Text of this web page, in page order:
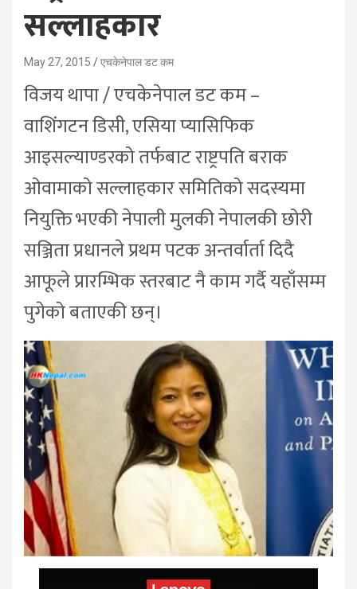
सल्लाहकार
May 27, 2015 एचकेनेपाल डट कम
विजय थापा / एचकेनेपाल डट कम –
वाशिंगटन डिसी, एसिया प्यासिफिक
आइसल्याण्डरको तर्फबाट राष्ट्रपति बराक
ओवामाको सल्लाहकार समितिको सदस्यमा
नियुक्ति भएकी नेपाली मुलकी नेपालकी छोरी
सञ्जिता प्रधानले प्रथम पटक अन्तर्वार्ता दिदै
आफूले प्रारम्भिक स्तरबाट नै काम गर्दै यहाँसम्म
पुगेको बताएकी छन्।